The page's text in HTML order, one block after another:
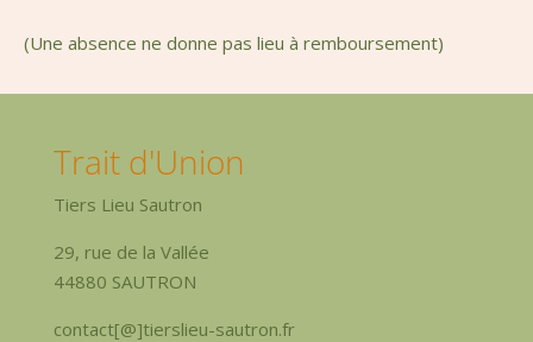
(Une absence ne donne pas lieu à remboursement)
Trait d'Union
Tiers Lieu Sautron
29, rue de la Vallée
44880 SAUTRON
contact[@]tierslieu-sautron.fr